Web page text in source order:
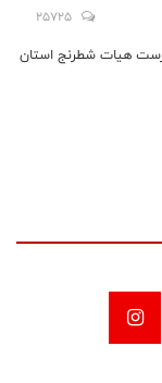
25725
هیات شطرنج استان